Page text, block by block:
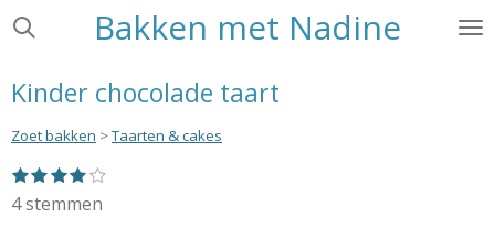
Ga
de
hoofdinhoud
Bakken met Nadine
Kinder chocolade taart
Zoet bakken >Taarten & cakes
R
a
1
s
t
2
t
3
t
4
t
5
t
S
4 stemmen